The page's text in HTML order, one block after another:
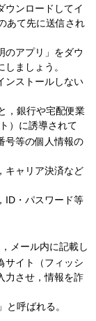
ウンロードしてイ
あて先に送信され
のアプリ」をダウ
ましょう。
ンストールしない
，銀行や宅配便業
）に誘導されて
号等の個人情報の
キャリア決済など
ID・パスワード等
メール内に記載し
サイト（フィッシ
力させ，情報を詐
呼ばれる。